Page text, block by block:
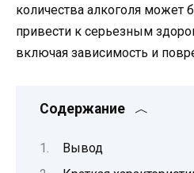
количества алкоголя может
привести к серьезным
включая зависимость и
Содержание
Вывод